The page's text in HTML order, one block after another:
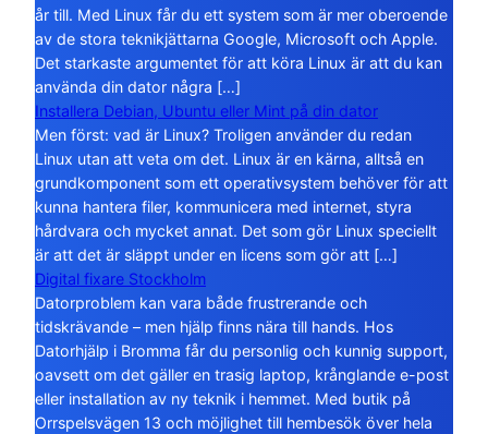
år till. Med Linux får du ett system som är mer oberoende
av de stora teknikjättarna Google, Microsoft och Apple.
Det starkaste argumentet för att köra Linux är att du kan
använda din dator några […]
Installera Debian, Ubuntu eller Mint på din dator
Men först: vad är Linux? Troligen använder du redan
Linux utan att veta om det. Linux är en kärna, alltså en
grundkomponent som ett operativsystem behöver för att
kunna hantera filer, kommunicera med internet, styra
hårdvara och mycket annat. Det som gör Linux speciellt
är att det är släppt under en licens som gör att […]
Digital fixare Stockholm
Datorproblem kan vara både frustrerande och
tidskrävande – men hjälp finns nära till hands. Hos
Datorhjälp i Bromma får du personlig och kunnig support,
oavsett om det gäller en trasig laptop, krånglande e-post
eller installation av ny teknik i hemmet. Med butik på
Orrspelsvägen 13 och möjlighet till hembesök över hela